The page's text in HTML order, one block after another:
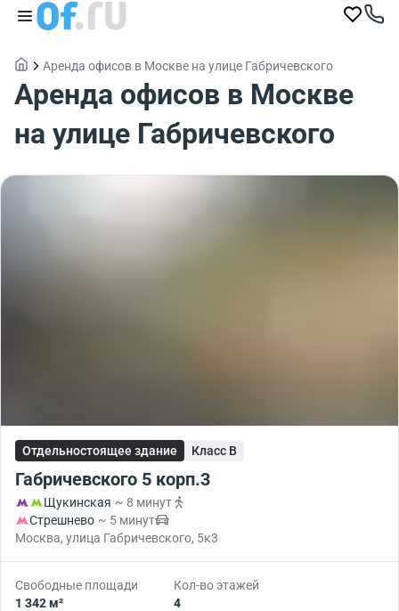
Аренда офисов в Москве на улице Габричевского
Аренда офисов в Москве
на улице Габричевского
Отдельностоящее здание Класс B
Габричевского 5 корп.3
Щукинская ~ 8 минут
Стрешнево ~ 5 минут
Москва, улица Габричевского, 5к3
Свободные площади
1 342 м²
Кол-во этажей
4